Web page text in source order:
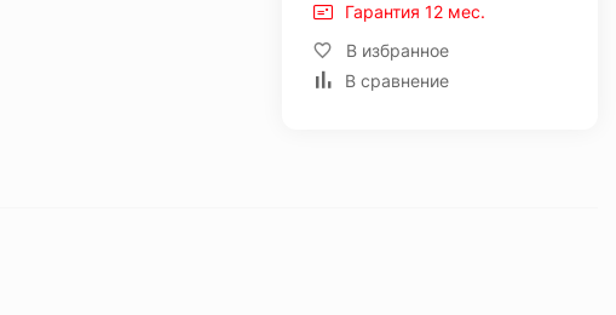
Гарантия 12 мес.
В избранное
В сравнение